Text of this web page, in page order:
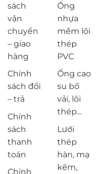
sách
vận
chuyển
– giao
hàng
Chính
sách đổi
– trả
Chính
sách
thanh
toán
Chính
Ống
nhựa
mềm lõi
thép
PVC
Ống cao
su bố
vải, lõi
thép...
Lưới
thép
hàn, mạ
kẽm,